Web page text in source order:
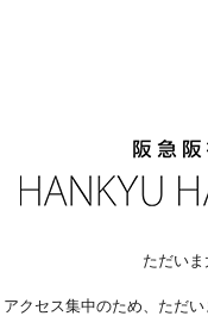
ただいま
アクセス集中のため、ただ